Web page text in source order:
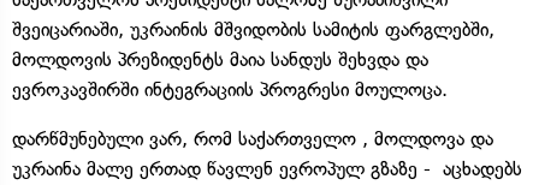
შვეიცარიაში, უკრაინის მშვიდობის სამიტის ფარგლებში,
მოლდოვის პრეზიდენტს მაია სანდუს შეხვდა და
ევროკავშირში ინტეგრაციის პროგრესი მოულოცა.
დარწმუნებული ვარ, რომ საქართველო , მოლდოვა და
უკრაინა მალე ერთად წავლენ ევროპულ გზაზე - აცხადებს